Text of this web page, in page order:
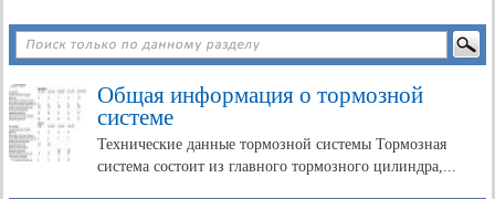
Общая информация о тормозной
системе
Технические данные тормозной системы Тормозная
система состоит из главного тормозного цилиндра,...